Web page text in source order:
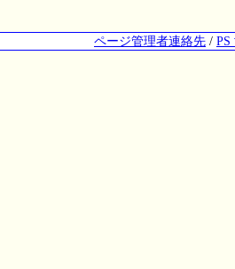
ページ管理者連絡先 / PS